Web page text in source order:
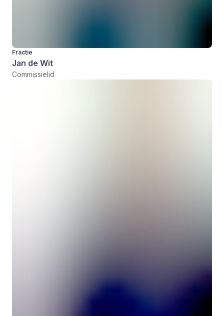
Fractie
Jan de Wit
Commissielid